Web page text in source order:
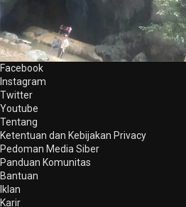
Facebook
Instagram
Twitter
Youtube
Tentang
Ketentuan dan Kebijakan Privacy
Pedoman Media Siber
Panduan Komunitas
Bantuan
Iklan
Karir